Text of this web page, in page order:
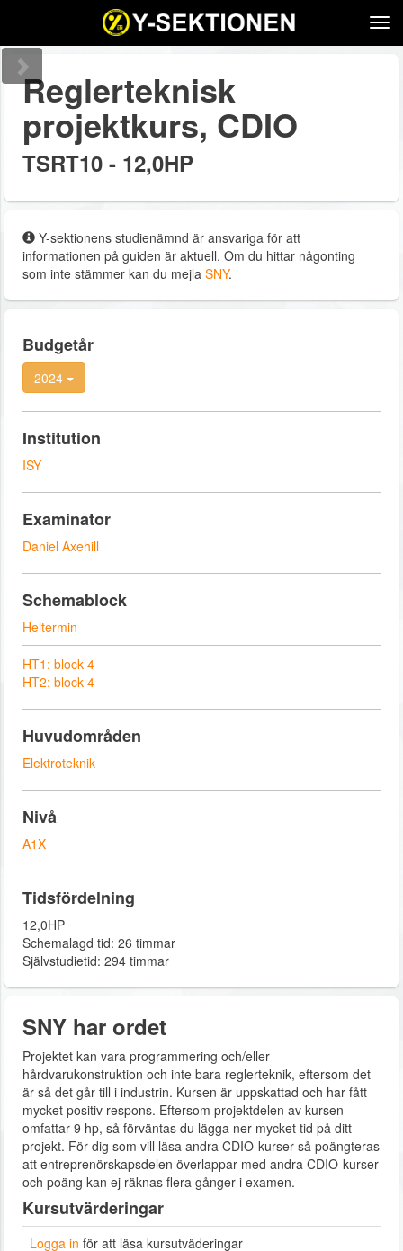
Reglerteknisk
projektkurs, CDIO
TSRT10 - 12,0HP
Y-sektionens studienämnd är ansvariga för att
informationen på guiden är aktuell. Om du hittar någonting
som inte stämmer kan du mejla SNY.
Budgetår
2024
Institution
ISY
Examinator
Daniel Axehill
Schemablock
Heltermin
HT1: block 4
HT2: block 4
Huvudområden
Elektroteknik
Nivå
A1X
Tidsfördelning
12,0HP
Schemalagd tid: 26 timmar
Självstudietid: 294 timmar
SNY har ordet
Projektet kan vara programmering och/eller
hårdvarukonstruktion och inte bara reglerteknik, eftersom det
är så det går till i industrin. Kursen är uppskattad och har fått
mycket positiv respons. Eftersom projektdelen av kursen
omfattar 9 hp, så förväntas du lägga ner mycket tid på ditt
projekt. För dig som vill läsa andra CDIO-kurser så poängteras
att entreprenörskapsdelen överlappar med andra CDIO-kurser
och poäng kan ej räknas flera gånger i examen.
Kursutvärderingar
Logga in för att läsa kursutväderingar